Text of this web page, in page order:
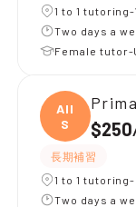
1 to 1
Two days a
Female tutor-
All
S
$250
長期補習
1 to 1 tutoring-
Two days a